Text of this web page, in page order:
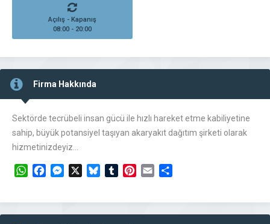
Açılış - Kapanış
08:00 - 20:00
Firma Hakkında
Sektörde tecrübeli insan gücü ile hızlı hareket etme kabiliyetine
sahip, büyük potansiyel taşıyan akaryakıt dağıtım şirketi olarak
hizmetinizdeyiz…
WhatsAppFacebookMessengerBlueskyTumblrPinterest
Email